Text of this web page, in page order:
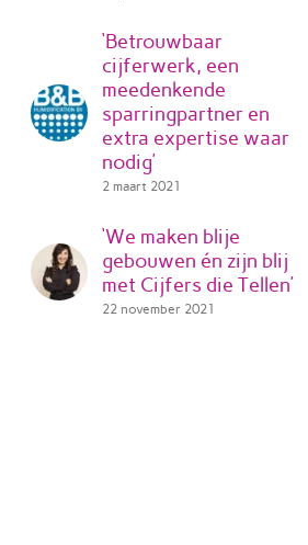
‘Betrouwbaar
cijferwerk, een
meedenkende
sparringpartner en
extra expertise waar
nodig’
2 maart 2021
‘We maken blije
gebouwen én zijn blij
met Cijfers die Tellen’
22 november 2021